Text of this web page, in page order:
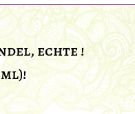
echte !
ml)!